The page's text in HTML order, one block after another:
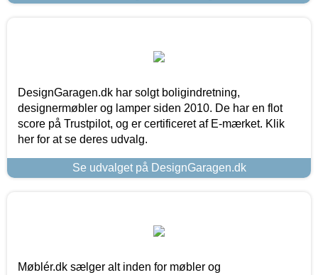
DesignGaragen.dk har solgt boligindretning,
designermøbler og lamper siden 2010. De har en flot
score på Trustpilot, og er certificeret af E-mærket. Klik
her for at se deres udvalg.
Se udvalget på DesignGaragen.dk
Møblér.dk sælger alt inden for møbler og